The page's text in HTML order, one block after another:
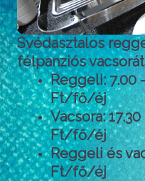
Svédasztalos
félpanziós
Reggeli: 7.00
Ft/fő/éj
Vacsora:
Ft/fő/éj
Reggeli és
Ft/fő/éj